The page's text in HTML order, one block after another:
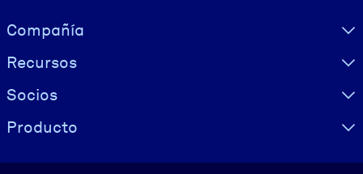
Visually hidden Text
Compañía
Recursos
Socios
Producto